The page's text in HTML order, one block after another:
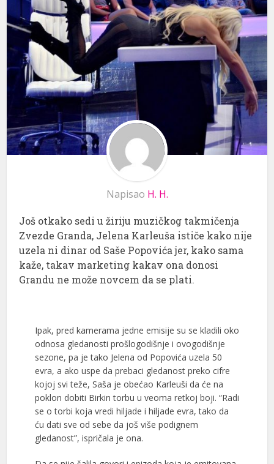
Napisao H. H.
Još otkako sedi u žiriju muzičkog takmičenja
Zvezde Granda, Jelena Karleuša ističe kako nije
uzela ni dinar od Saše Popovića jer, kako sama
kaže, takav marketing kakav ona donosi
Grandu ne može novcem da se plati.
Ipak, pred kamerama jedne emisije su se kladili oko
odnosa gledanosti prošlogodišnje i ovogodišnje
sezone, pa je tako Jelena od Popovića uzela 50
evra, a ako uspe da prebaci gledanost preko cifre
kojoj svi teže, Saša je obećao Karleuši da će na
poklon dobiti Birkin torbu u veoma retkoj boji. “Radi
se o torbi koja vredi hiljade i hiljade evra, tako da
ću dati sve od sebe da još više podignem
gledanost”, ispričala je ona.